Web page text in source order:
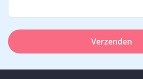
Verzenden